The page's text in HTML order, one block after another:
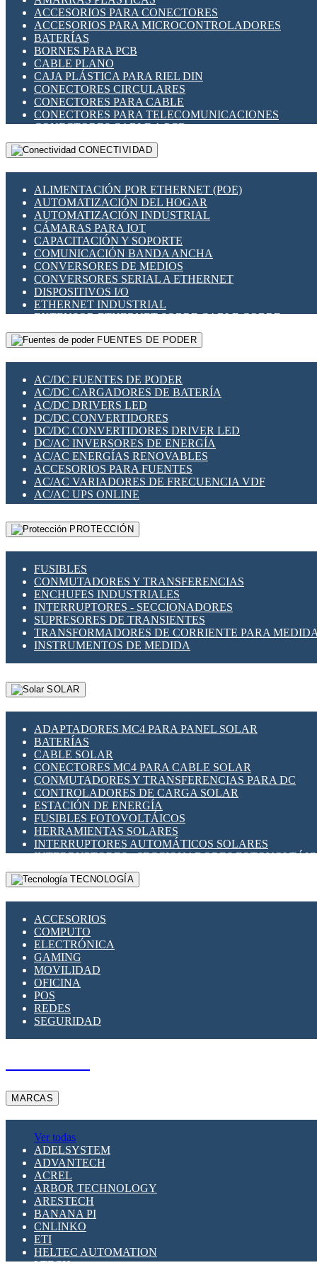
INDICADORES PARA PANEL
INTERFACES DE RELÉ
INTERRUPTORES FIN DE CARRERA
LLAVES CONMUTADORAS
MEDIDORES DE ENERGÍA Y TC'S DE CORRIENTE
MOTORES PASO A PASO
PANTALLAS HMI
PLC -CONTROLADORES LÓGICO PROGRAMABLES
PROGRAMADORES DE HORARIO
RELÉS DE PROTECCIÓN
SENSORES CAPACITIVOS
SENSORES INDUCTIVOS
TEMPORIZADORES
VARIACS
VARIADORES DE FRECUENCIA [VDF]
SECCIONADORES - INTERRUPTORES
MAQUINARIA
ACCESORIOS PARA CONECTORES
ACCESORIOS PARA MICROCONTROLADORES
BATERÍAS
BORNES PARA PCB
CABLE PLANO
CAJA PLÁSTICA PARA RIEL DIN
CONECTORES CIRCULARES
CONECTORES PARA CABLE
CONECTORES PARA TELECOMUNICACIONES
CONECTORES CABLE A PCB
CONECTORES PCB A CABLE
DIP SWITCHES
HERRAMIENTAS VARIAS
ILUMINACIÓN LED
INTERRUPTORES REED
INTERFACES DE RELÉ
OTROS RELÉS
PROTECCIÓN TÉRMICA
RELÉS AUTOMOTRICES
RELÉS DE SEÑAL
RELÉS DE ESTADO SÓLIDO SSR
RELÉS INDUSTRIALES
RELÉS MINIATURA DE POTENCIA
SENSORES MAGNÉTICOS
SWITCH Y MICROSWITCH
TARJETAS PI
UNIÓN Y DERIVACIÓN DE CABLE
CONECTIVIDAD
ALIMENTACIÓN POR ETHERNET (POE)
AUTOMATIZACIÓN DEL HOGAR
AUTOMATIZACIÓN INDUSTRIAL
CÁMARAS PARA IOT
CAPACITACIÓN Y SOPORTE
COMUNICACIÓN BANDA ANCHA
CONVERSORES DE MEDIOS
CONVERSORES SERIAL A ETHERNET
DISPOSITIVOS I/O
ETHERNET INDUSTRIAL
EXTENSOR ETHERNET SOBRE CABLE COBRE
GATEWAY LORAWAN
GESTIÓN DE REDES
PLACAS MODULARES IOT
SWITCHES Y REDES WIFI
SOLUCIONES IOT
SOLUCIONES LORAWAN
SOLUCIONES RED CELULAR
SEGURIDAD PARA REDES
SWITCHES LAN
TELEFONÍA IP (VOIP)
VIGILANCIA IP (CCTV)
MESHTASTIC
FUENTES DE PODER
AC/DC FUENTES DE PODER
AC/DC CARGADORES DE BATERÍA
AC/DC DRIVERS LED
DC/DC CONVERTIDORES
DC/DC CONVERTIDORES DRIVER LED
DC/AC INVERSORES DE ENERGÍA
AC/AC ENERGÍAS RENOVABLES
ACCESORIOS PARA FUENTES
AC/AC VARIADORES DE FRECUENCIA VDF
AC/AC UPS ONLINE
PROTECCIÓN
FUSIBLES
CONMUTADORES Y TRANSFERENCIAS
ENCHUFES INDUSTRIALES
INTERRUPTORES - SECCIONADORES
SUPRESORES DE TRANSIENTES
TRANSFORMADORES DE CORRIENTE PARA
INSTRUMENTOS DE MEDIDA
SOLAR
ADAPTADORES MC4 PARA PANEL SOLAR
BATERÍAS
CABLE SOLAR
CONECTORES MC4 PARA CABLE SOLAR
CONMUTADORES Y TRANSFERENCIAS PARA DC
CONTROLADORES DE CARGA SOLAR
ESTACIÓN DE ENERGÍA
FUSIBLES FOTOVOLTÁICOS
HERRAMIENTAS SOLARES
INTERRUPTORES AUTOMÁTICOS SOLARES
INTERRUPTORES - SECCIONADORES
MONTAJE PANEL SOLAR
PORTA FUSIBLES Y SECCIONADORES
TECNOLOGÍA
ACCESORIOS
COMPUTO
ELECTRÓNICA
GAMING
MOVILIDAD
OFICINA
POS
REDES
SEGURIDAD
MARCAS
Ver todas
ADELSYSTEM
ADVANTECH
ACREL
ARBOR TECHNOLOGY
ARESTECH
BANANA PI
CNLINKO
ETI
HELTEC AUTOMATION
LTECH